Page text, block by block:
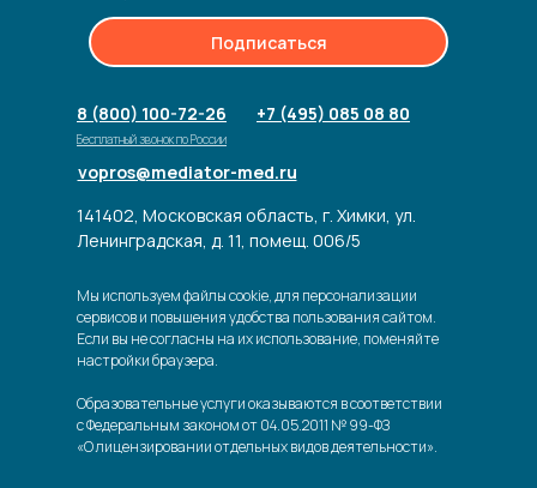
Мы используем файлы cookie, для персонализации
сервисов и повышения удобства пользования сайтом.
Если вы не согласны на их использование, поменяйте
настройки браузера.
Образовательные услуги оказываются в соответствии
с Федеральным законом от 04.05.2011 № 99-ФЗ
«О лицензировании отдельных видов деятельности».
Подписаться
8 (800) 100-72-26
Бесплатный звонок по России
vopros@mediator-med.ru
141402, Московская область, г. Химки, ул.
Ленинградская, д. 11, помещ. 006/5
+7 (495) 085 08 80